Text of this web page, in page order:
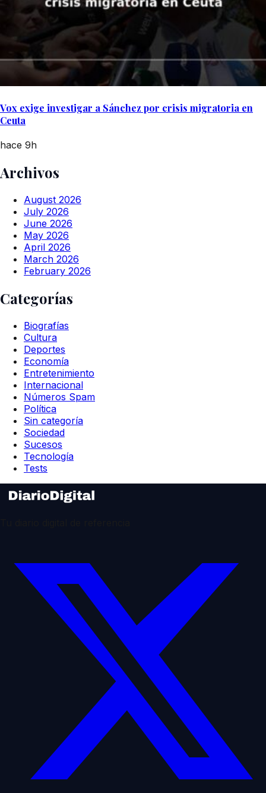
Vox exige investigar a Sánchez por crisis migratoria en
Ceuta
hace 9h
Archivos
August 2026
July 2026
June 2026
May 2026
April 2026
March 2026
February 2026
Categorías
Biografías
Cultura
Deportes
Economía
Entretenimiento
Internacional
Números Spam
Política
Sin categoría
Sociedad
Sucesos
Tecnología
Tests